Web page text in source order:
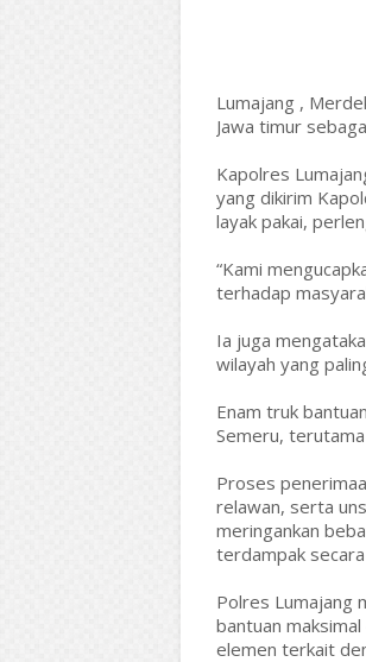
Lumajang ,
Jawa timur
Kapolres
yang dikirim
layak pakai,
“Kami
terhadap
Ia juga
wilayah yang
Enam truk
Semeru,
Proses
relawan, serta
meringankan
terdampak
Polres Lumajang
bantuan
elemen terkait